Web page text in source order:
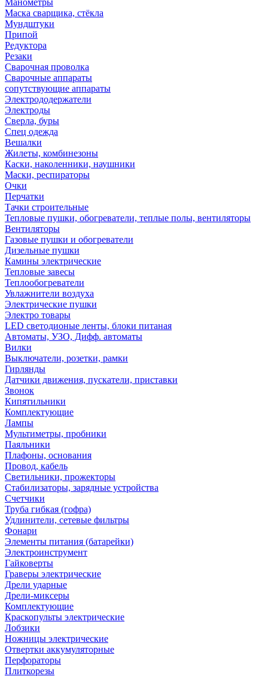
Манометры
Маска сварщика, стёкла
Мундштуки
Припой
Редуктора
Резаки
Сварочная проволка
Сварочные аппараты
сопутствующие аппараты
Электрододержатели
Электроды
Сверла, буры
Спец одежда
Вешалки
Жилеты, комбинезоны
Каски, наколенники, наушники
Маски, респираторы
Очки
Перчатки
Тачки строительные
Тепловые пушки, обогреватели, теплые полы, вентиляторы
Вентиляторы
Газовые пушки и обогреватели
Дизельные пушки
Камины электрические
Тепловые завесы
Теплообогреватели
Увлажнители воздуха
Электрические пушки
Электро товары
LED светодионые ленты, блоки питаная
Автоматы, УЗО, Дифф. автоматы
Вилки
Выключатели, розетки, рамки
Гирлянды
Датчики движения, пускатели, приставки
Звонок
Кипятильники
Комплектующие
Лампы
Мультиметры, пробники
Паяльники
Плафоны, основания
Провод, кабель
Светильники, прожекторы
Стабилизаторы, зарядные устройства
Счетчики
Труба гибкая (гофра)
Удлинители, сетевые фильтры
Фонари
Элементы питания (батарейки)
Электроинструмент
Гайковерты
Граверы электрические
Дрели ударные
Дрели-миксеры
Комплектующие
Краскопульты электрические
Лобзики
Ножницы электрические
Отвертки аккумуляторные
Перфораторы
Плиткорезы